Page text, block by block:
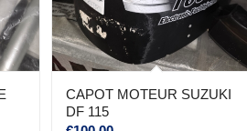
CAPOT MOTEUR SUZUKI
DF 115